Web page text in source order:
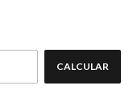
CALCULAR